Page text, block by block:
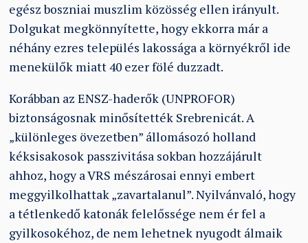
egész boszniai muszlim közösség ellen irányult.
Dolgukat megkönnyítette, hogy ekkorra már a
néhány ezres település lakossága a környékről ide
menekülők miatt 40 ezer fölé duzzadt.
Korábban az ENSZ-haderők (UNPROFOR)
biztonságosnak minősítették Srebrenicát. A
„különleges övezetben” állomásozó holland
kéksisakosok passzivitása sokban hozzájárult
ahhoz, hogy a VRS mészárosai ennyi embert
meggyilkolhattak „zavartalanul”. Nyilvánvaló, hogy
a tétlenkedő katonák felelőssége nem ér fel a
gyilkosokéhoz, de nem lehetnek nyugodt álmaik